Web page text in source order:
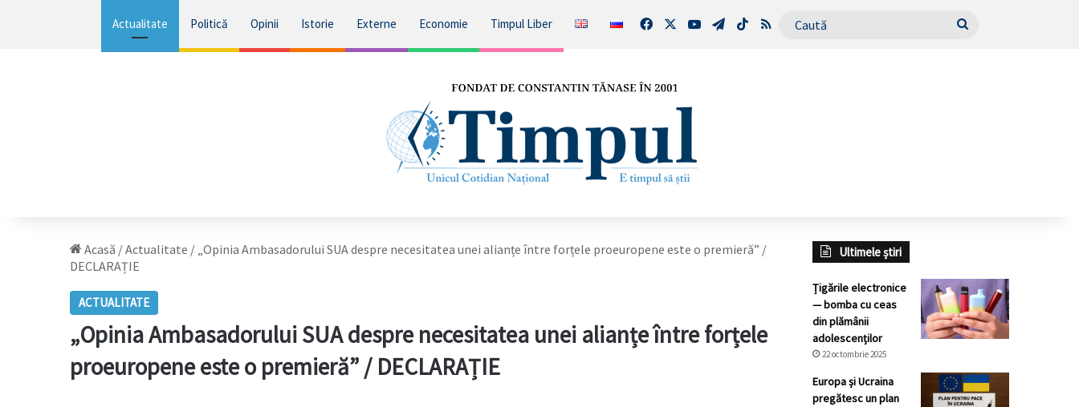
Actualitate Politică Opinii Istorie Externe Economie Timpul Liber FacebookYouTubeTelegram
TikTokRSS Caută
Acasă /Actualitate / „Opinia Ambasadorului SUA despre necesitatea unei alianțe între forțele proeuropene este o premieră” /
DECLARAȚIE
ACTUALITATE
„Opinia Ambasadorului SUA despre necesitatea unei alianțe între forțele
proeuropene este o premieră” / DECLARAȚIE
Ultimele știri
Țigările electronice
— bomba cu ceas
din plămânii
adolescenților
22 octombrie 2025
Europa și Ucraina
pregătesc un plan